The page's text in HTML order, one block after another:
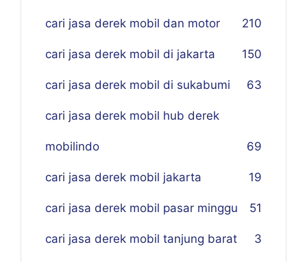
cari jasa derek mobil dan motor 210
cari jasa derek mobil di jakarta 150
cari jasa derek mobil di sukabumi 63
cari jasa derek mobil hub derek
mobilindo 69
cari jasa derek mobil jakarta 19
cari jasa derek mobil pasar minggu 51
cari jasa derek mobil tanjung barat 3